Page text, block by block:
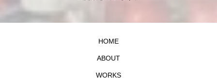
HOME
ABOUT
WORKS